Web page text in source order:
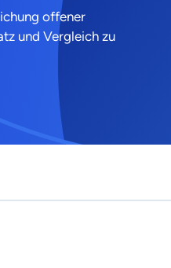
offener
und Vergleich zu